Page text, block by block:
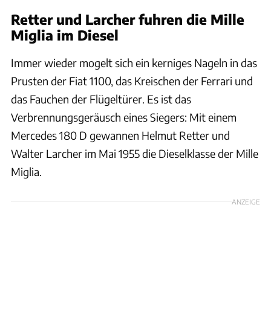
Retter und Larcher fuhren die Mille
Miglia im Diesel
Immer wieder mogelt sich ein kerniges Nageln in das
Prusten der Fiat 1100, das Kreischen der Ferrari und
das Fauchen der Flügeltürer. Es ist das
Verbrennungsgeräusch eines Siegers: Mit einem
Mercedes 180 D gewannen Helmut Retter und
Walter Larcher im Mai 1955 die Dieselklasse der Mille
Miglia.
ANZEIGE